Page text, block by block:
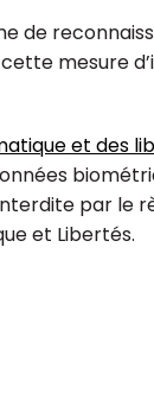
de
mesure
et des
par le
et Libertés.